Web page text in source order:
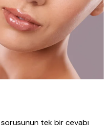
sorusunun tek bir cevabı